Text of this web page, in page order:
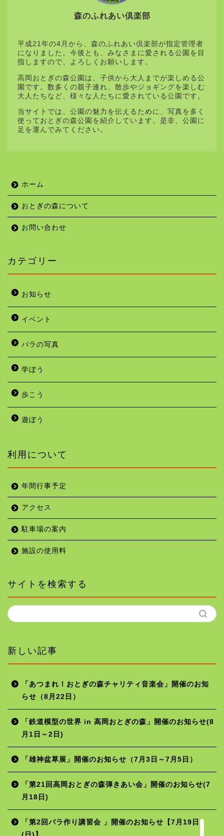
森のふれあい倶楽部
平成21年の4月から、森のふれあい倶楽部が指定管理者
になりました。今後とも、みなさまに愛される公園を目
指しますので、よろしくお願いします。
高岡おとぎの森公園は、子供から大人までが楽しめる公
園です。数多くの親子連れ、散歩やジョギングを楽しむ
大人たちなど、様々な人たちに愛されている公園です。
当サイトでは、公園の魅力を伝えるために、写真を多く
使っておとぎの森公園を紹介しています。是非、公園に
足を運んでみてください。
ホーム
おとぎの森について
お問い合わせ
カテゴリー
お知らせ
イベント
バラの写真
学ぼう
歩こう
遊ぼう
利用について
年間行事予定
アクセス
駐車場の案内
施設の使用料
サイトを検索する
新しい記事
「あつまれ！おとぎの森チャリティ音楽会」開催のお知
らせ（8月22日）
「鉄道模型の世界 in 高岡おとぎの森」開催のお知らせ(8
月1日～2日)
「雄神盆草展」開催のお知らせ（7月3日～7月5日）
「第21回高岡おとぎの森弾きあい会」開催のお知らせ(7
月18日)
「第2回バラ作り講習会 」開催のお知らせ【7月19日
ホーム
年間行事予定
施設の使用料